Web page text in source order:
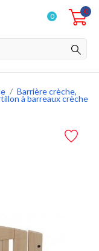
0
0
Barrière crèche,
à barreaux crèche